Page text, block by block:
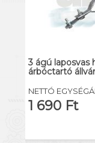
3 ágú laposvas
árbóctartó
NETTÓ
1 690 Ft